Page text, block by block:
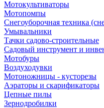
Мотокультиваторы
Мотопомпы
Снегоуборочная техника
Умывальники
Тачки садово-строительные
Садовый инструмент и
Мотобуры
Воздуходувки
Мотоножницы - кусторезы
Аэраторы и скарификаторы
Цепные пилы
Зернодробилки